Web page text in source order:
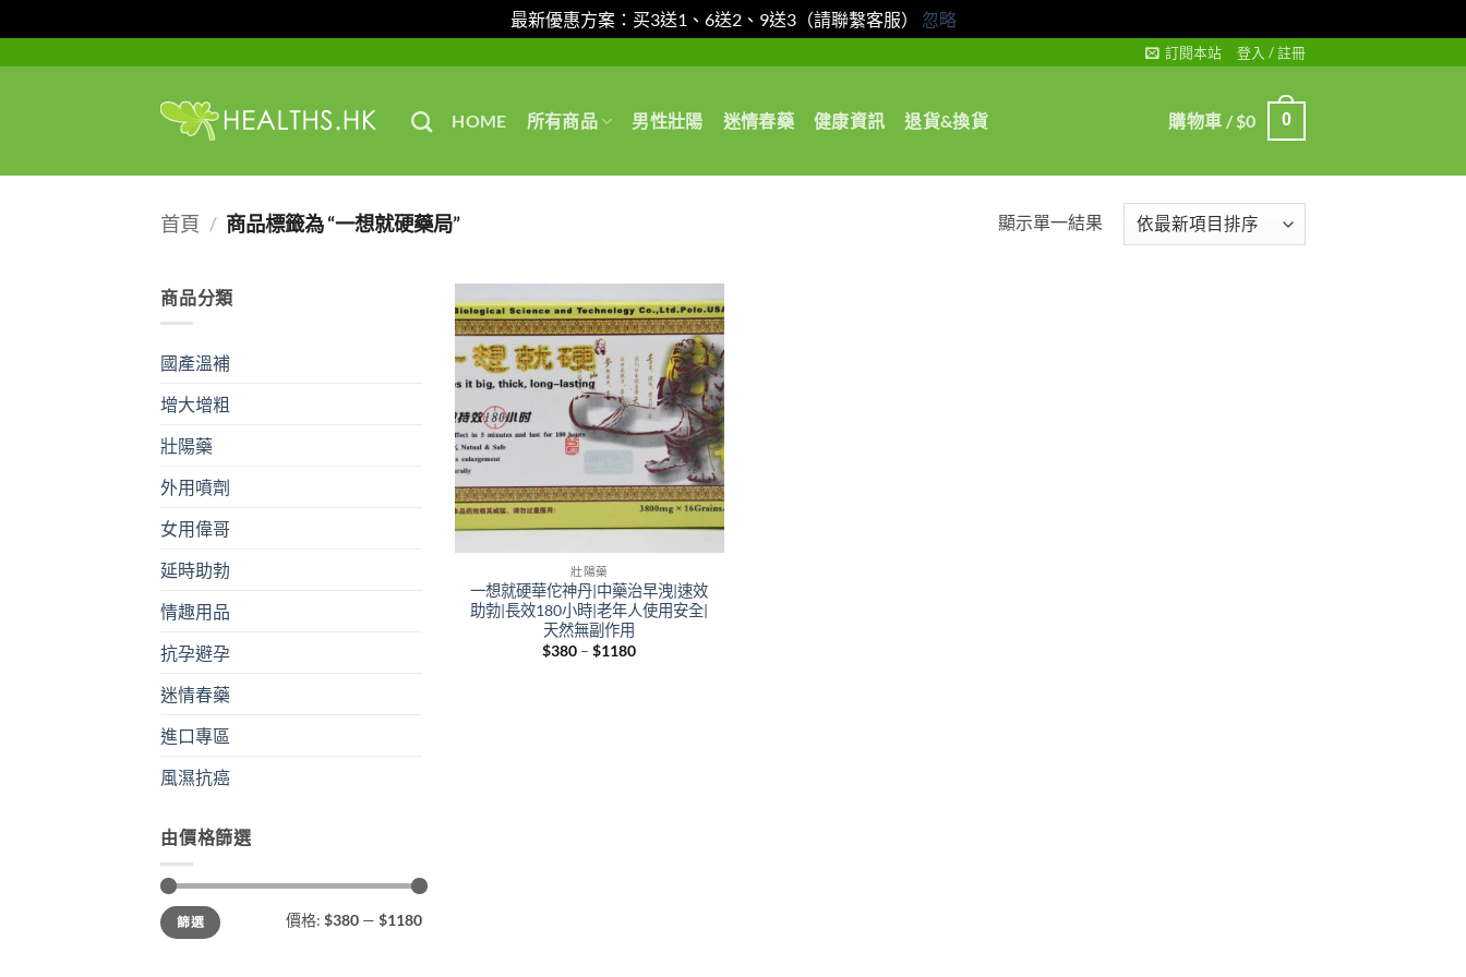
最新優惠方案：买3送1、6送2、9送3（請聯繫客服） 忽略
訂閱本站 登入 / 註冊
HOME 所有商品 男性壯陽 迷情春藥 健康資訊 退貨&換貨 購物車 /$0 0
首頁 / 商品標籤為 “一想就硬藥局” 顯示單一結果
商品分類
國產溫補
增大增粗
壯陽藥
外用噴劑
女用偉哥
延時助勃
情趣用品
抗孕避孕
迷情春藥
進口專區
風濕抗癌
由價格篩選
最
低
價
最
高
價
篩選 價格: $380 — $1180
+
壯陽藥
一想就硬華佗神丹|中藥治早洩|速效
助勃|長效180小時|老年人使用安全|
天然無副作用
$380 – $1180Price